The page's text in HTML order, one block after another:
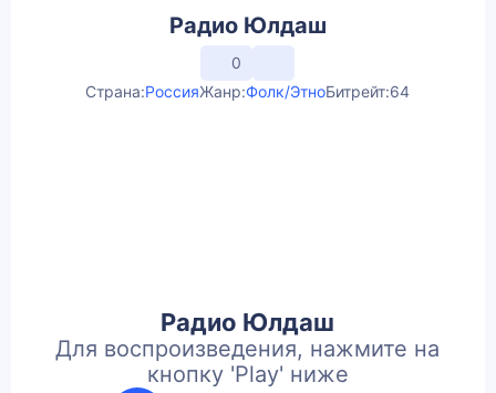
Радио Юлдаш
0
Страна:РоссияЖанр:Фолк/ЭтноБитрейт:64
Радио Юлдаш
Для воспроизведения, нажмите на
кнопку 'Play' ниже